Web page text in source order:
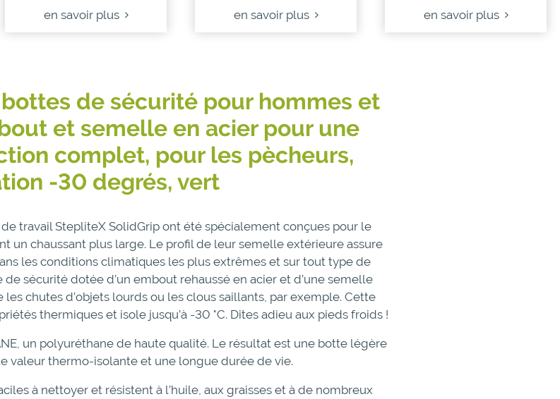
en savoir plus en savoir plus en savoir plus
de sécurité pour hommes et
et semelle en acier pour une
complet, pour les pècheurs,
-30 degrés, vert
travail StepliteX SolidGrip ont été spécialement conçues pour le
un chaussant plus large. Le profil de leur semelle extérieure assure
les conditions climatiques les plus extrêmes et sur tout type de
de sécurité dotée d’un embout rehaussé en acier et d’une semelle
chutes d’objets lourds ou les clous saillants, par exemple. Cette
thermiques et isole jusqu’à -30 °C. Dites adieu aux pieds froids !
un polyuréthane de haute qualité. Le résultat est une botte légère
valeur thermo-isolante et une longue durée de vie.
à nettoyer et résistent à l’huile, aux graisses et à de nombreux